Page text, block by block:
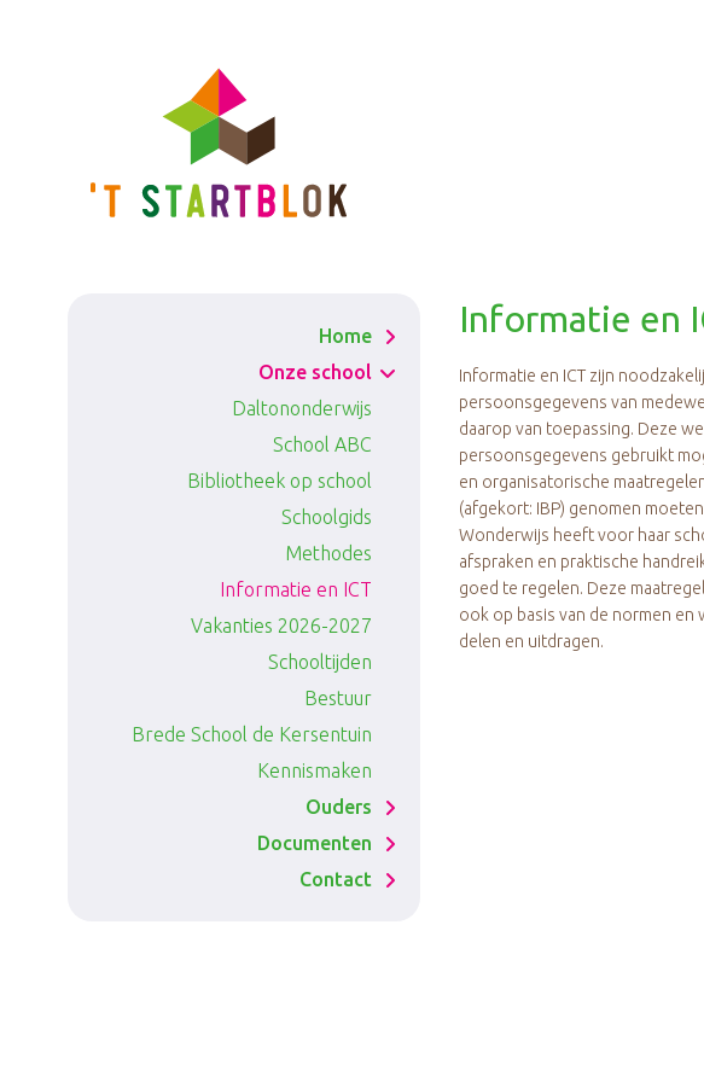
Home
Onze school
Daltononderwijs
School ABC
Bibliotheek op school
Schoolgids
Methodes
Informatie en ICT
Vakanties 2026-2027
Schooltijden
Bestuur
Brede School de Kersentuin
Kennismaken
Ouders
Medezeggenschapsraad
(MR)
Documenten
Contact
Informatie en
Informatie en ICT zijn
persoonsgegevens van
daarop van toepassing. Deze
persoonsgegevens gebruikt
en organisatorische
(afgekort: IBP) genomen
Wonderwijs heeft voor haar
afspraken en praktische
goed te regelen. Deze
ook op basis van de normen en
delen en uitdragen.